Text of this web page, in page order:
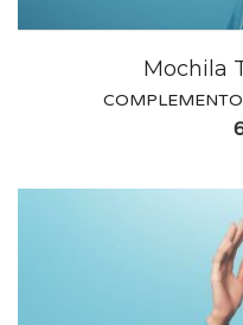
Mochila